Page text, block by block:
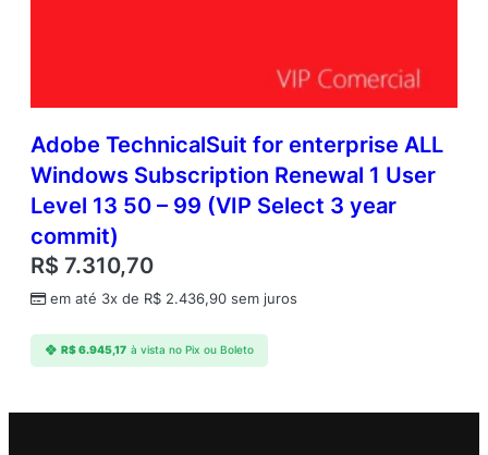
Adobe TechnicalSuit for enterprise ALL
Windows Subscription Renewal 1 User
Level 13 50 – 99 (VIP Select 3 year
commit)
R$ 7.310,70
em até 3x de R$ 2.436,90 sem juros
R$6.945,17 à vista no Pix ou Boleto